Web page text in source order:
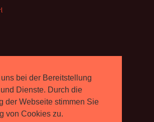
bei der Bereitstellung
Dienste. Durch die
der Webseite stimmen Sie
von Cookies zu.
seit 2003
Impressum )